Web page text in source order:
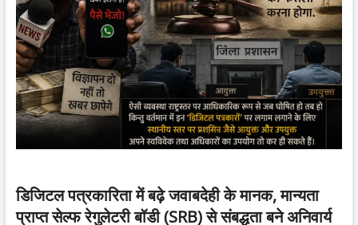
डिजिटल पत्रकारिता में बढ़े जवाबदेही के मानक, मान्यता
प्राप्त सेल्फ रेगुलेटरी बॉडी (SRB) से संबद्धता बने अनिवार्य